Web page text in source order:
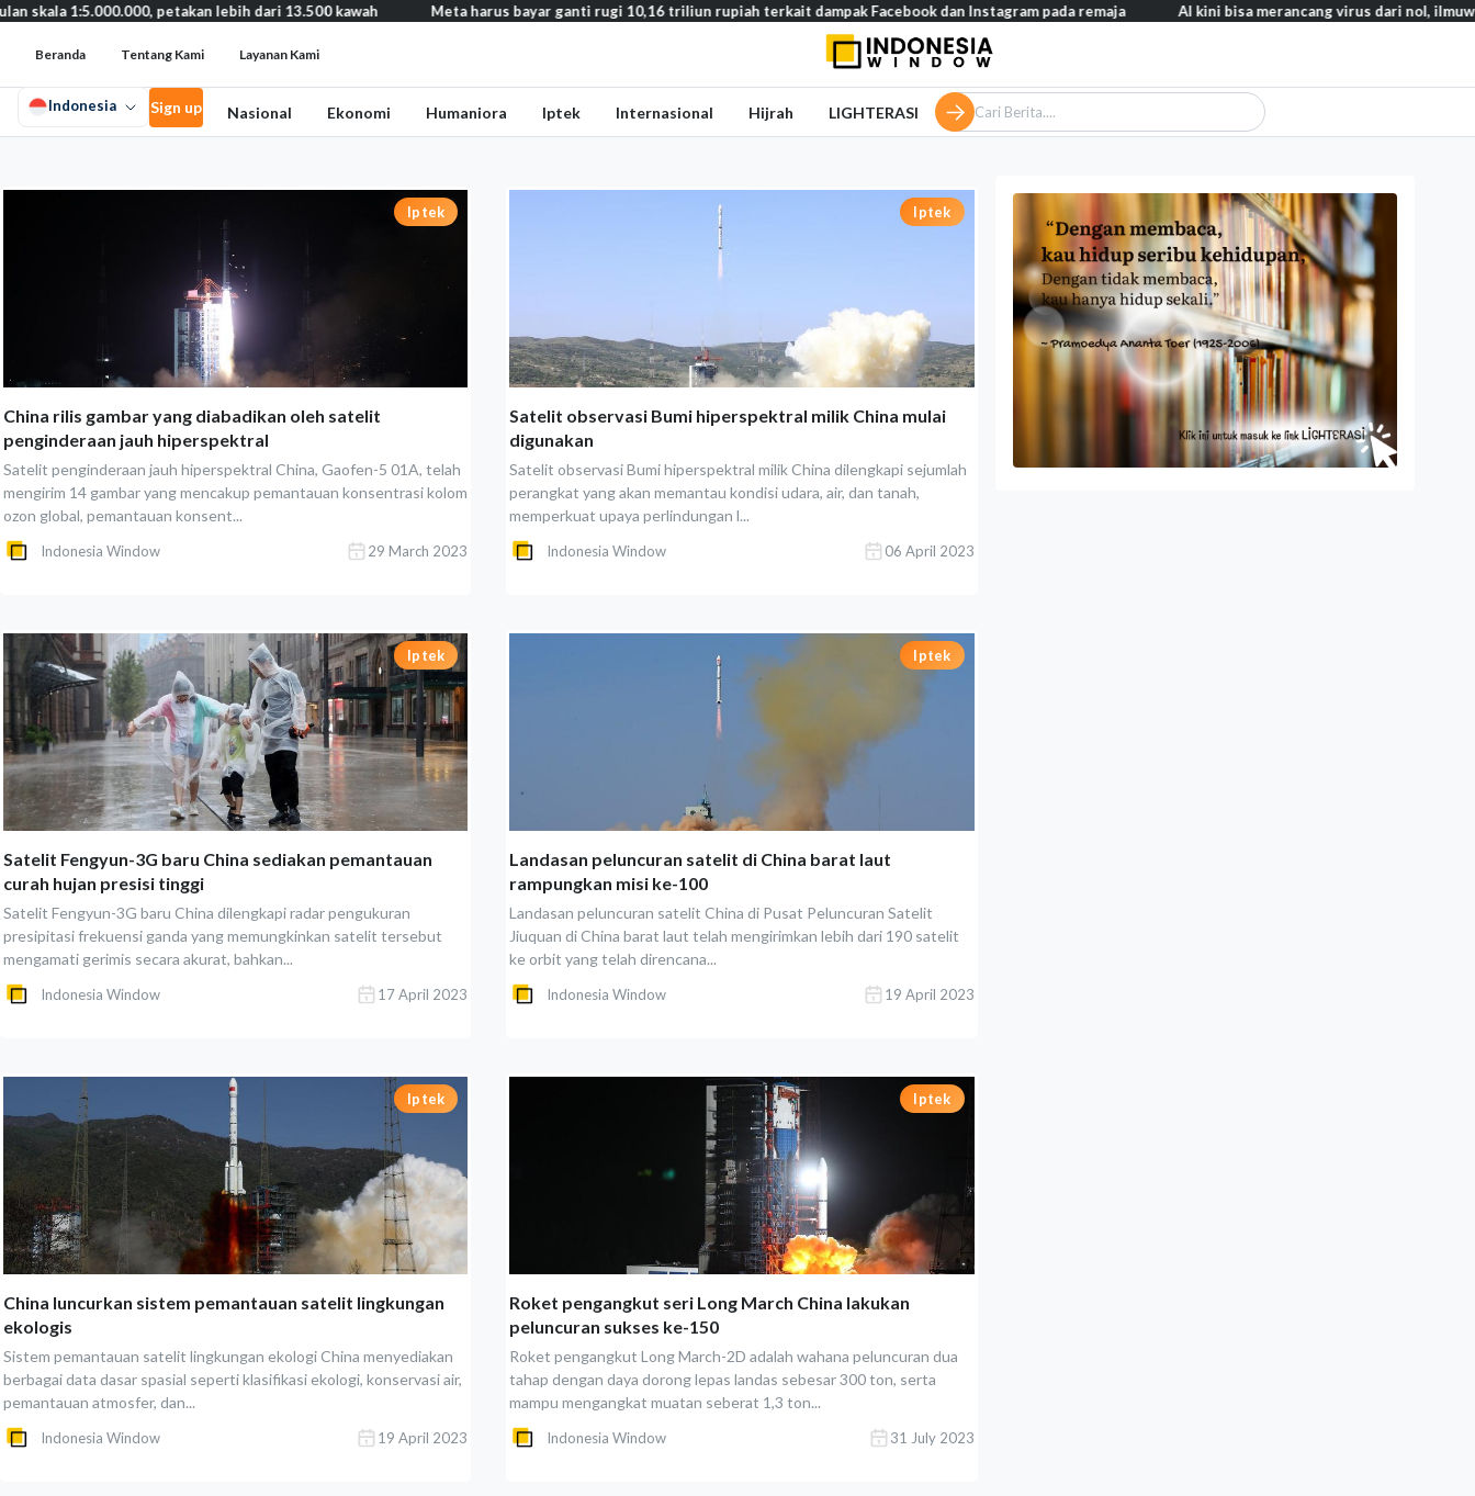
Iptek
China rilis gambar yang diabadikan oleh satelit
penginderaan jauh hiperspektral
Satelit penginderaan jauh hiperspektral China, Gaofen-5 01A, telah
mengirim 14 gambar yang mencakup pemantauan konsentrasi kolom
ozon global, pemantauan konsent...
Indonesia Window 29 March 2023
Iptek
Satelit observasi Bumi hiperspektral milik China mulai
digunakan
Satelit observasi Bumi hiperspektral milik China dilengkapi sejumlah
perangkat yang akan memantau kondisi udara, air, dan tanah,
memperkuat upaya perlindungan l...
Indonesia Window 06 April 2023
Iptek
Satelit Fengyun-3G baru China sediakan pemantauan
curah hujan presisi tinggi
Satelit Fengyun-3G baru China dilengkapi radar pengukuran
presipitasi frekuensi ganda yang memungkinkan satelit tersebut
mengamati gerimis secara akurat, bahkan...
Indonesia Window 17 April 2023
Iptek
Landasan peluncuran satelit di China barat laut
rampungkan misi ke-100
Landasan peluncuran satelit China di Pusat Peluncuran Satelit
Jiuquan di China barat laut telah mengirimkan lebih dari 190 satelit
ke orbit yang telah direncana...
Indonesia Window 19 April 2023
Iptek
China luncurkan sistem pemantauan satelit lingkungan
ekologis
Sistem pemantauan satelit lingkungan ekologi China menyediakan
berbagai data dasar spasial seperti klasifikasi ekologi, konservasi air,
pemantauan atmosfer, dan...
Indonesia Window 19 April 2023
Iptek
Roket pengangkut seri Long March China lakukan
peluncuran sukses ke-150
Roket pengangkut Long March-2D adalah wahana peluncuran dua
tahap dengan daya dorong lepas landas sebesar 300 ton, serta
mampu mengangkat muatan seberat 1,3 ton...
Indonesia Window 31 July 2023
petakan lebih dari 13.500 kawah Meta harus bayar ganti rugi 10,16 triliun rupiah terkait dampak Facebook dan Instagram pada remaja AI kini bisa merancang virus dari nol, ilmuwan
Beranda Tentang Kami Layanan Kami
Indonesia Sign up Nasional Ekonomi Humaniora Iptek Internasional Hijrah LIGHTERASI